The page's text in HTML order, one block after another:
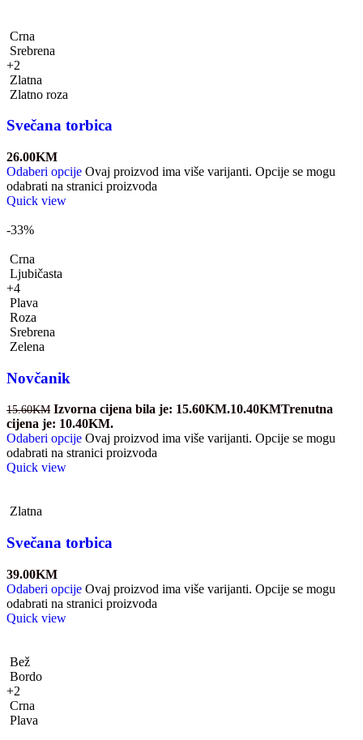
Crna
Srebrena
+2
Zlatna
Zlatno roza
Svečana torbica
26.00KM
Odaberi opcije Ovaj proizvod ima više varijanti. Opcije se mogu
odabrati na stranici proizvoda
Quick view
-33%
Crna
Ljubičasta
+4
Plava
Roza
Srebrena
Zelena
Novčanik
15.60KM Izvorna cijena bila je: 15.60KM.10.40KMTrenutna
cijena je: 10.40KM.
Odaberi opcije Ovaj proizvod ima više varijanti. Opcije se mogu
odabrati na stranici proizvoda
Quick view
Zlatna
Svečana torbica
39.00KM
Odaberi opcije Ovaj proizvod ima više varijanti. Opcije se mogu
odabrati na stranici proizvoda
Quick view
Bež
Bordo
+2
Crna
Plava